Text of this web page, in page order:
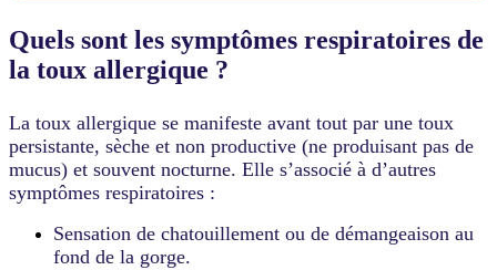
Quels sont les symptômes respiratoires de
la toux allergique ?
La toux allergique se manifeste avant tout par une toux
persistante, sèche et non productive (ne produisant pas de
mucus) et souvent nocturne. Elle s’associé à d’autres
symptômes respiratoires :
Sensation de chatouillement ou de démangeaison au
fond de la gorge.